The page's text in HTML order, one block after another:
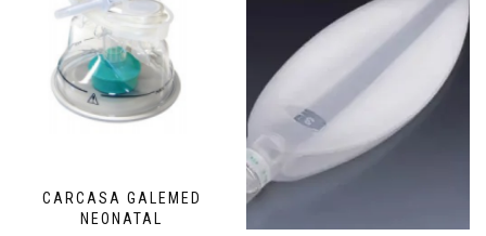
CARCASA GALEMED
NEONATAL